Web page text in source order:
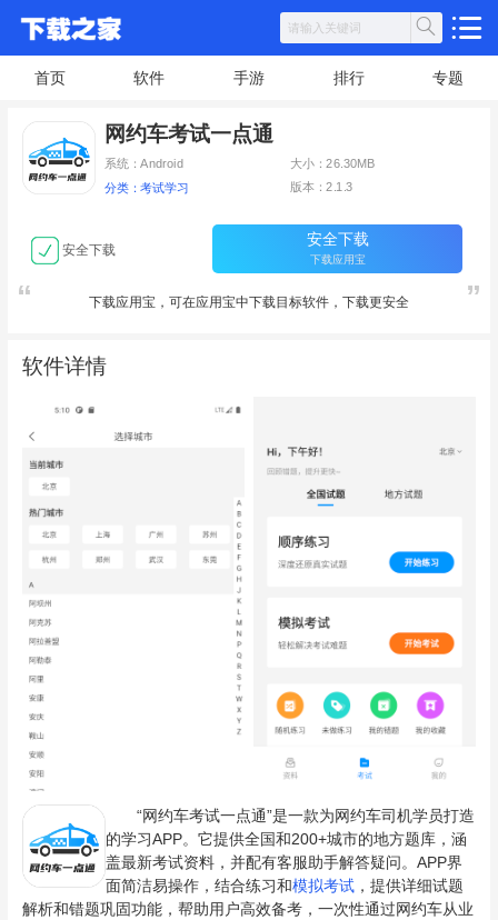
首页 软件 手游 排行 专题
网约车考试一点通
系统：Android 大小：26.30MB
分类：考试学习 版本：2.1.3
安全下载
安全下载
下载应用宝
下载应用宝，可在应用宝中下载目标软件，下载更安全
软件详情
“网约车考试一点通”是一款为网约车司机学员打造
的学习APP。它提供全国和200+城市的地方题库，涵
盖最新考试资料，并配有客服助手解答疑问。APP界
面简洁易操作，结合练习和模拟考试，提供详细试题
解析和错题巩固功能，帮助用户高效备考，一次性通过网约车从业